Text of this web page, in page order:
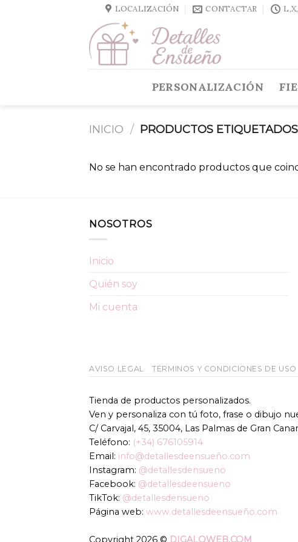
LOCALIZACIÓN CONTACTAR
PERSONALIZACIÓN
INICIO / PRODUCTOS
No se han encontrado productos que
NOSOTROS
Inicio
Quién soy
Mi cuenta
AVISO LEGAL TÉRMINOS Y CONDICIONES DE USO
Tienda de productos personalizados.
Ven y personaliza con tú foto, frase o dibujo
C/ Carvajal, 45, 35004, Las Palmas de Gran
Teléfono: (+34) 676105914
Email: info@detallesdeensueño.com
Instagram: @detallesdensueno
Facebook: @detallesdeensueno
TikTok: @detallesdensueno
Página web: www.detallesdeensueño.com
Copyright 2026 © DIGALOWEB.COM